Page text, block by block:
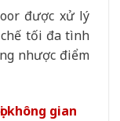
được xử lý
tối đa tình
nhược điểm
không gian